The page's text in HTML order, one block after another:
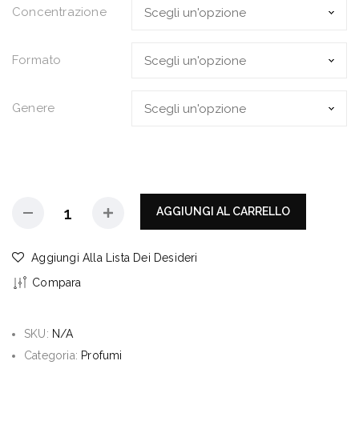
Concentrazione
Formato
Genere
AGGIUNGI AL CARRELLO
Aggiungi Alla Lista Dei Desideri
Compara
SKU: N/A
Categoria: Profumi